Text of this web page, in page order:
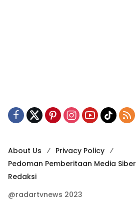
About Us
Privacy Policy
Pedoman Pemberitaan Media Siber
Redaksi
@radartvnews 2023